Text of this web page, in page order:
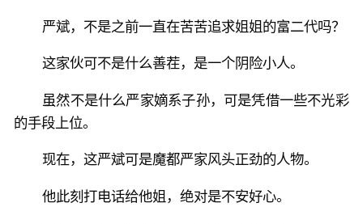
严斌，不是之前一直在苦苦追求姐姐的富二代吗？
这家伙可不是什么善茬，是一个阴险小人。
虽然不是什么严家嫡系子孙，可是凭借一些不光彩
的手段上位。
现在，这严斌可是魔都严家风头正劲的人物。
他此刻打电话给他姐，绝对是不安好心。